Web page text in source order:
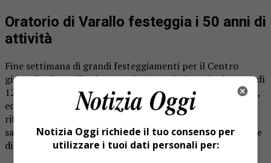
Oratorio di Varallo festeggia i 50 anni di
attività
Fine settimana di grandi festeggiamenti per il Centro
giovanile di Varallo che compie 50 anni. Si comincia venerdì
12 novembre al cinema Sottoriva, alle 20.45, con “Giovani,
ecco perché è bello scommettere su di voi”, serata di
riflessione sul mondo giovanile con
don Marco Pozza
sacerdote di Padova, cappellano delle carceri e conduttore
di interviste televisive con Papa Francesco.
Notizia Oggi richiede il tuo consenso per
utilizzare i tuoi dati personali per: